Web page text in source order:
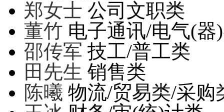
郑女士 公司文职类
董竹 电子通讯/电气(器
邵传军 技工/普工类
田先生 销售类
陈曦 物流/贸易类/采购